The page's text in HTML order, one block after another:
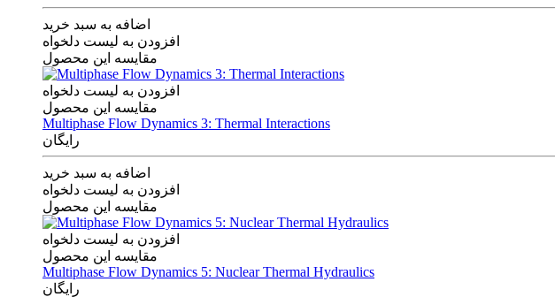
اضافه به سبد خرید
افزودن به لیست دلخواه
مقایسه این محصول
افزودن به لیست دلخواه
مقایسه این محصول
Multiphase Flow Dynamics 3: Thermal Interactions
رایگان
اضافه به سبد خرید
افزودن به لیست دلخواه
مقایسه این محصول
افزودن به لیست دلخواه
مقایسه این محصول
Multiphase Flow Dynamics 5: Nuclear Thermal Hydraulics
رایگان